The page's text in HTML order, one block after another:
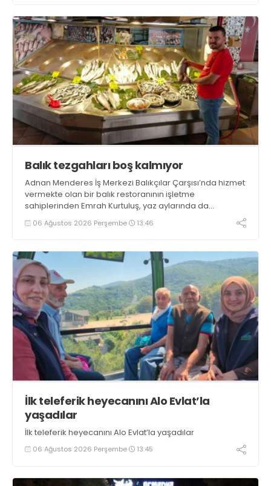
Balık tezgahları boş kalmıyor
Adnan Menderes İş Merkezi Balıkçılar Çarşısı’nda hizmet
vermekte olan bir balık restoranının işletme
sahiplerinden Emrah Kurtuluş, yaz aylarında da
tezgahlarda taze balık bulunduğunu ifade ederek “Yıl
boyunca tezgahlarda taze balık bulmak mümkün
06 Ağustos 2026 Perşembe 13:46
İlk teleferik heyecanını Alo Evlat’la
yaşadılar
İlk teleferik heyecanını Alo Evlat’la yaşadılar
06 Ağustos 2026 Perşembe 13:45